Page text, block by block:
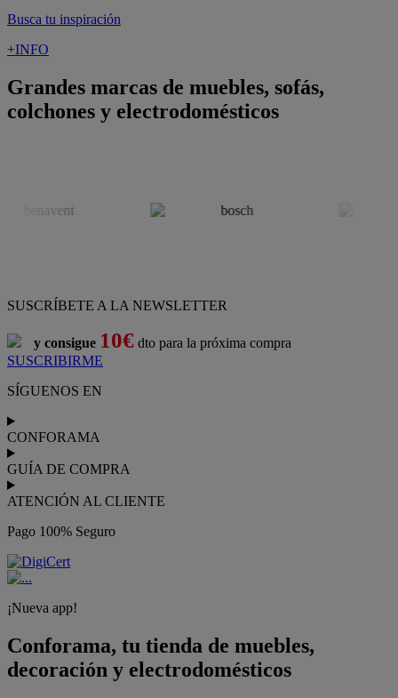
Busca tu inspiración
+INFO
Grandes marcas de muebles, sofás,
colchones y electrodomésticos
SUSCRÍBETE A LA NEWSLETTER
y consigue 10€ dto para la próxima compra
SUSCRIBIRME
SÍGUENOS EN
CONFORAMA
GUÍA DE COMPRA
ATENCIÓN AL CLIENTE
Pago 100% Seguro
¡Nueva app!
Conforama, tu tienda de muebles,
decoración y electrodomésticos